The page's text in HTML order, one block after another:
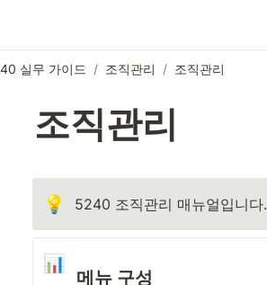
실무 가이드 / 조직관리 / 조직관리
조직관리
💡 5240 조직관리 매뉴얼입니다.
📊
메뉴 구성